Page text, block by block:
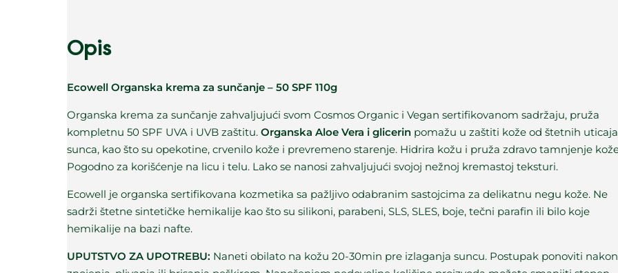
Opis
Ecowell Organska krema za sunčanje – 50 SPF 110g
Organska krema za sunčanje zahvaljujući svom Cosmos Organic i Vegan sertifikovanom sadržaju, pruža
kompletnu 50 SPF UVA i UVB zaštitu. Organska Aloe Vera i glicerin pomažu u zaštiti kože od štetnih uticaja
sunca, kao što su opekotine, crvenilo kože i prevremeno starenje. Hidrira kožu i pruža zdravo tamnjenje
Pogodno za korišćenje na licu i telu. Lako se nanosi zahvaljujući svojoj nežnoj kremastoj teksturi.
Ecowell je organska sertifikovana kozmetika sa pažljivo odabranim sastojcima za delikatnu negu kože. Ne
sadrži štetne sintetičke hemikalije kao što su silikoni, parabeni, SLS, SLES, boje, tečni parafin ili bilo koje
hemikalije na bazi nafte.
UPUTSTVO ZA UPOTREBU: Naneti obilato na kožu 20-30min pre izlaganja suncu. Postupak ponoviti nakon